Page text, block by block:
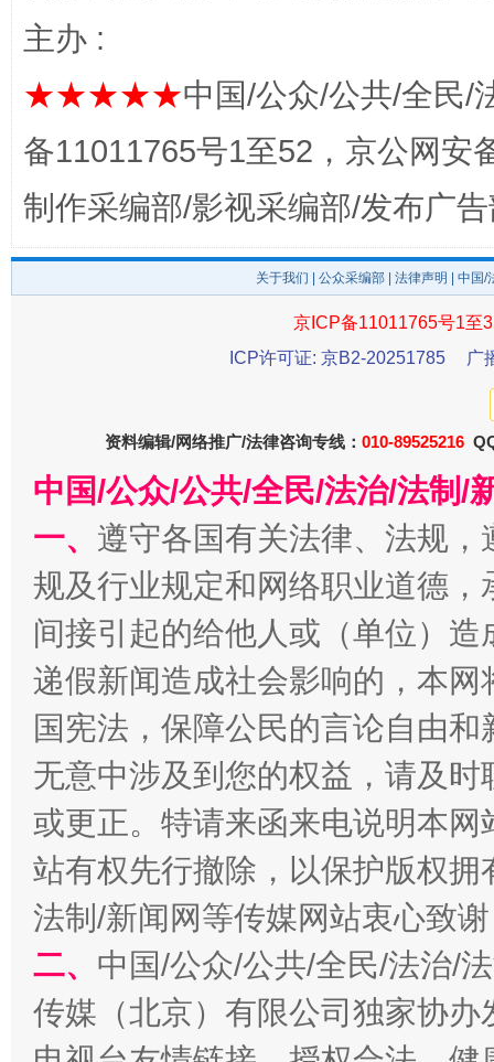
东山县通报“牛蛙产品抗生素超标问题” 法
千年窑火 生生不息
揭开“小金库”的免责幌子
主办 :
★★★★★中国/公众/公共/全民/
备11011765号1至52，京公网安
制作采编部/影视采编部/发布广
关于我们 公众采编部 法律声明 | 中国
京ICP备11011765号1至
ICP许可证: 京B2-20251785
广
资料编辑/网络推广/法律咨询专线： 010-89525216
中国/公众/公共/全民/法治/法制/
一、 遵守各国有关法律、法规
规及行业规定和网络职业道德
间接引起的给他人或（单位）
递假新闻造成社会影响的，本
国宪法，保障公民的言论自由
无意中涉及到您的权益，请及
或更正。特请来函来电说明本
站有权先行撤除，以保护版权
法制/新闻网等传媒网站衷心致
二、 中国/公众/公共/全民/法治/
传媒（北京）有限公司独家协